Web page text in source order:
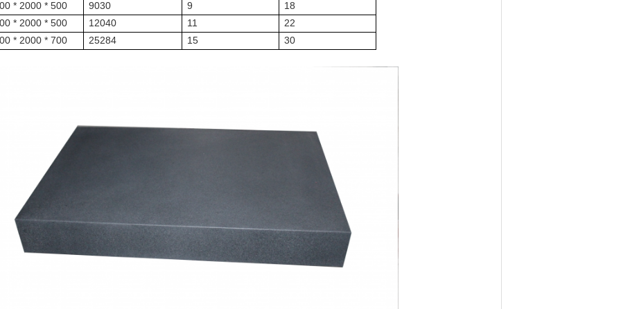
* 2000 * 500
9030 9
18
* 2000 * 500
12040 11
22
* 2000 * 700
25284 15 30